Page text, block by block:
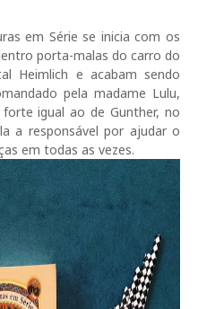
em Série se inicia com os
porta-malas do carro do
Heimlich e acabam sendo
pela madame Lulu,
igual ao de Gunther, no
a responsável por ajudar o
em todas as vezes.